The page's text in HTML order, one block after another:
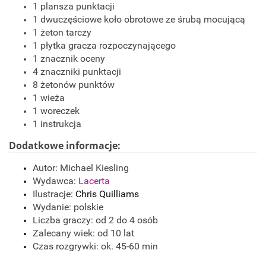
1 plansza punktacji
1 dwuczęściowe koło obrotowe ze śrubą mocującą
1 żeton tarczy
1 płytka gracza rozpoczynającego
1 znacznik oceny
4 znaczniki punktacji
8 żetonów punktów
1 wieża
1 woreczek
1 instrukcja
Dodatkowe informacje:
Autor: Michael Kiesling
Wydawca: Lacerta
Ilustracje: Chris Quilliams
Wydanie: polskie
Liczba graczy: od 2 do 4 osób
Zalecany wiek: od 10 lat
Czas rozgrywki: ok. 45-60 min